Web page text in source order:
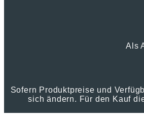
Als
Sofern Produktpreise und
sich ändern. Für den Kauf